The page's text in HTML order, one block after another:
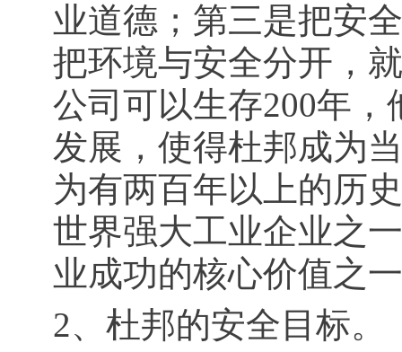
业道德；第三是把安
把环境与安全分开，
公司可以生存200年
发展，使得杜邦成为
为有两百年以上的历
世界强大工业企业之
业成功的核心价值之
2、杜邦的安全目标。